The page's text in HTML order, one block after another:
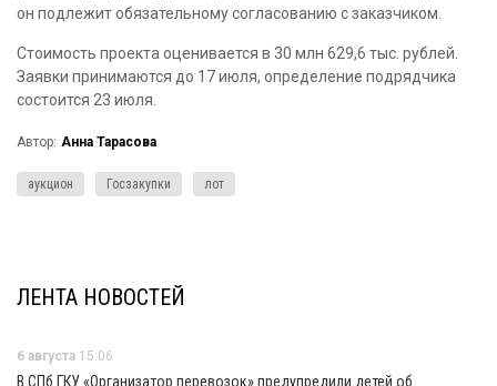
он подлежит обязательному согласованию с заказчиком.
Стоимость проекта оценивается в 30 млн 629,6 тыс. рублей.
Заявки принимаются до 17 июля, определение подрядчика
состоится 23 июля.
Автор: Анна Тарасова
аукцион Госзакупки лот
ЛЕНТА НОВОСТЕЙ
6 августа 15:06
В СПб ГКУ «Организатор перевозок» предупредили детей об